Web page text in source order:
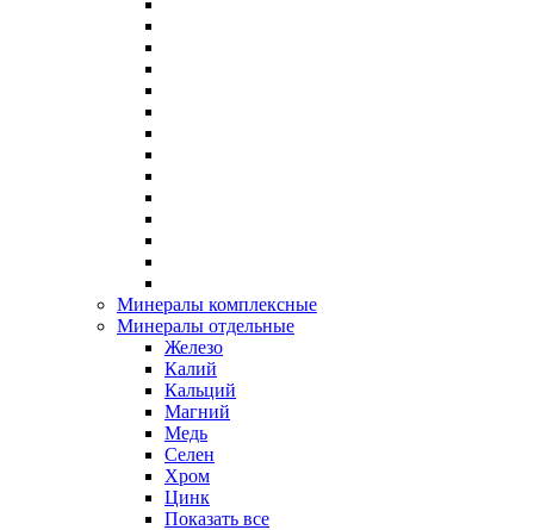
Минералы комплексные
Минералы отдельные
Железо
Калий
Кальций
Магний
Медь
Селен
Хром
Цинк
Показать все